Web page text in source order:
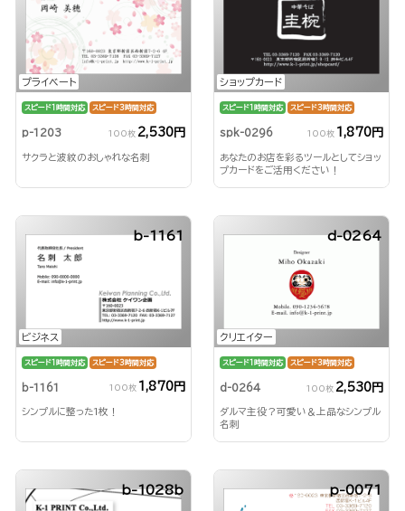
プライベート
スピード1時間対応 スピード3時間対応
p-1203 100枚 2,530円
サクラと波紋のおしゃれな名刺
ショップカード
スピード1時間対応 スピード3時間対応
spk-0296 100枚 1,870円
あなたのお店を彩るツールとしてショッ
プカードをご活用ください！
ビジネス
b-1161
スピード1時間対応 スピード3時間対応
b-1161 100枚 1,870円
シンプルに整った1枚！
クリエイター
d-0264
スピード1時間対応 スピード3時間対応
d-0264 100枚 2,530円
ダルマ主役？可愛い＆上品なシンプル
名刺
b-1028b p-0071